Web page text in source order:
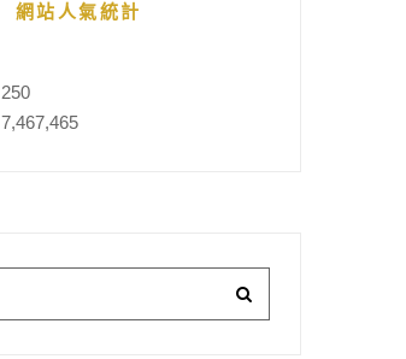
網站人氣統計
250
7,467,465